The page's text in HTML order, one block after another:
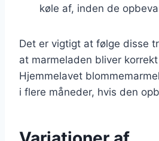
køle af, inden de
Det er vigtigt at følge disse
at marmeladen bliver
Hjemmelavet
i flere måneder, hvis den